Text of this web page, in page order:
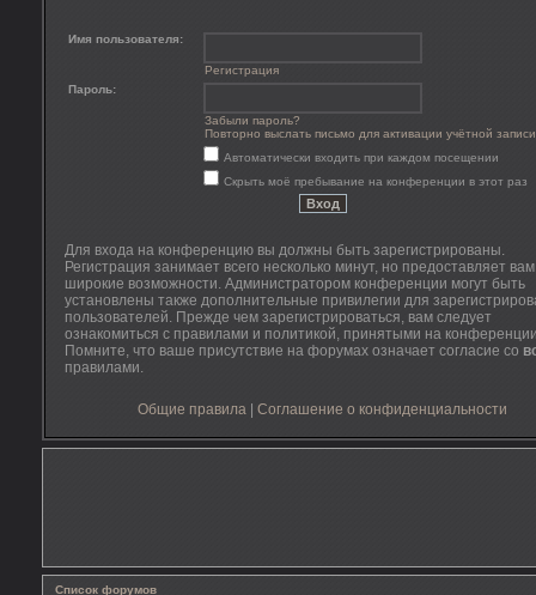
Имя пользователя:
Регистрация
Пароль:
Забыли пароль?
Повторно выслать письмо для активации учётной записи
Автоматически входить при каждом посещении
Скрыть моё пребывание на конференции в этот раз
Для входа на конференцию вы должны быть зарегистрированы.
Регистрация занимает всего несколько минут, но предоставляет
широкие возможности. Администратором конференции могут быть
установлены также дополнительные привилегии для
пользователей. Прежде чем зарегистрироваться, вам следует
ознакомиться с правилами и политикой, принятыми на
Помните, что ваше присутствие на форумах означает согласие со
правилами.
Общие правила Соглашение о конфиденциальности
Список форумов